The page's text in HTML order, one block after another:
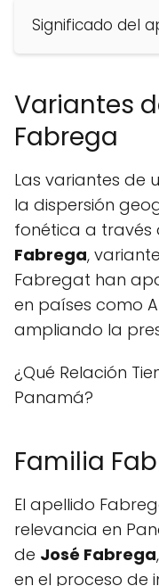
Significado del
Variantes
Fabrega
Las variantes de
la dispersión
fonética a través
Fabrega,
Fabregat han
en países como
ampliando la
¿Qué Relación
Panamá?
Familia
El apellido
relevancia en
de José Fabrega
en el proceso de